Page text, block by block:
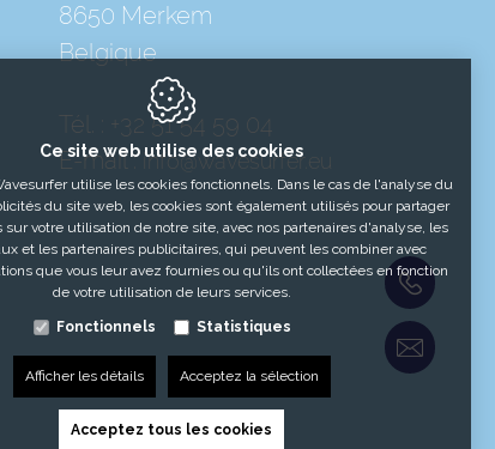
+32
Nous
8650 Merkem
Belgique
Tél. :
+32 51 54 59 04
E-mail : info@wavesurfer.eu
Ce site web utilise des cookies
utilise les cookies fonctionnels. Dans le cas de l'analyse du
du site web, les cookies sont également utilisés pour partager
sur votre utilisation de notre site, avec nos partenaires d'analyse, les
et les partenaires publicitaires, qui peuvent les combiner avec
que vous leur avez fournies ou qu'ils ont collectées en fonction
de votre utilisation de leurs services.
Fonctionnels Statistiques
Afficher les détails Acceptez la sélection
Acceptez tous les cookies